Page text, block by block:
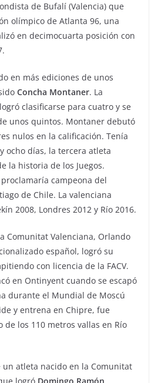
de Bufalí (Valencia) que
olímpico de Atlanta 96, una
en decimocuarta posición con
en más ediciones de unos
Concha Montaner. La
clasificarse para cuatro y se
unos quintos. Montaner debutó
nulos en la calificación. Tenía
ocho días, la tercera atleta
la historia de los Juegos.
campeona del
de Chile. La valenciana
2008, Londres 2012 y Río 2016.
Comunitat Valenciana, Orlando
español, logró su
con licencia de la FACV.
en Ontinyent cuando se escapó
durante el Mundial de Moscú
y entrena en Chipre, fue
los 110 metros vallas en Río
atleta nacido en la Comunitat